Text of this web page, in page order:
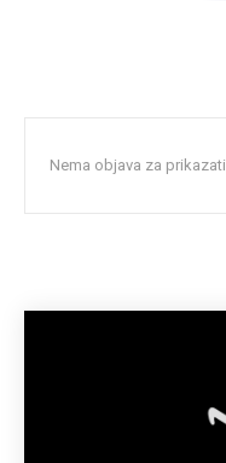
Nema objava za prikazati